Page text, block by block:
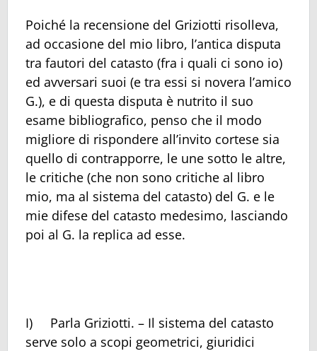
Poiché la recensione del Griziotti risolleva,
ad occasione del mio libro, l’antica disputa
tra fautori del catasto (fra i quali ci sono io)
ed avversari suoi (e tra essi si novera l’amico
G.), e di questa disputa è nutrito il suo
esame bibliografico, penso che il modo
migliore di rispondere all’invito cortese sia
quello di contrapporre, le une sotto le altre,
le critiche (che non sono critiche al libro
mio, ma al sistema del catasto) del G. e le
mie difese del catasto medesimo, lasciando
poi al G. la replica ad esse.
I) Parla Griziotti. – Il sistema del catasto
serve solo a scopi geometrici, giuridici